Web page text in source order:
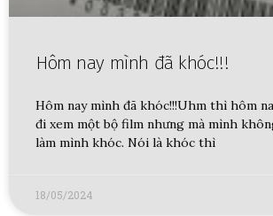
Hôm nay mình đã khóc!!!
Hôm nay mình đã khóc!!!Uhm thì hôm
đi xem một bộ film nhưng mà mình
làm mình khóc. Nói là khóc thì
18/05/2024